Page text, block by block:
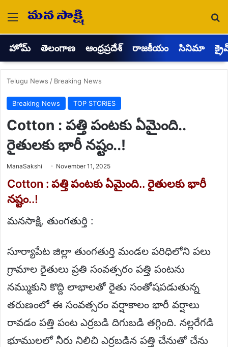
Menu
హోమ్ తెలంగాణ ఆంధ్రప్రదేశ్ రాజకీయం సినిమా
Telugu News / Breaking News
Breaking News TOP STORIES
Cotton : పత్తి పంటకు ఏమైంది..
రైతులకు భారీ నష్టం..!
ManaSakshi Send
email
November 11, 2025
Cotton : పత్తి పంటకు ఏమైంది.. రైతులకు భారీ
నష్టం..!
మనసాక్షి, తుంగతుర్తి :
సూర్యాపేట జిల్లా తుంగతుర్తి మండల పరిధిలోని పలు
గ్రామాల రైతులు ప్రతి సంవత్సరం పత్తి పంటను
నమ్ముకుని కొద్ది లాభాలతో రైతు సంతోషపడుతున్న
తరుణంలో ఈ సంవత్సరం వర్షాకాలం భారీ వర్షాలు
రావడం పత్తి పంట ఎర్రబడి దిగుబడి తగ్గింది. నల్లరేగడి
భూములలో నీరు నిలిచి ఎర్రబడిన పత్తి చేనుతో చేను